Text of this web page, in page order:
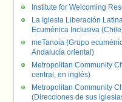
Institute for Welcoming
La Iglesia Liberación
Ecuménica Inclusiva
meTanoia (Grupo
Andalucía oriental)
Metropolitan Community
central, en inglés)
Metropolitan Community
(Direcciones de sus